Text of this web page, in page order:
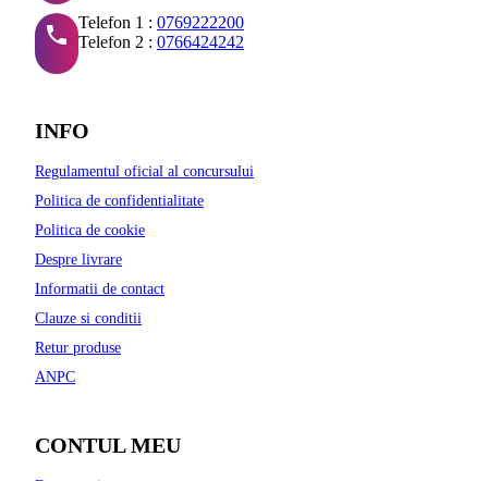
Telefon 1 : 0769222200
Telefon 2 : 0766424242
INFO
Regulamentul oficial al concursului
Politica de confidentialitate
Politica de cookie
Despre livrare
Informatii de contact
Clauze si conditii
Retur produse
ANPC
CONTUL MEU